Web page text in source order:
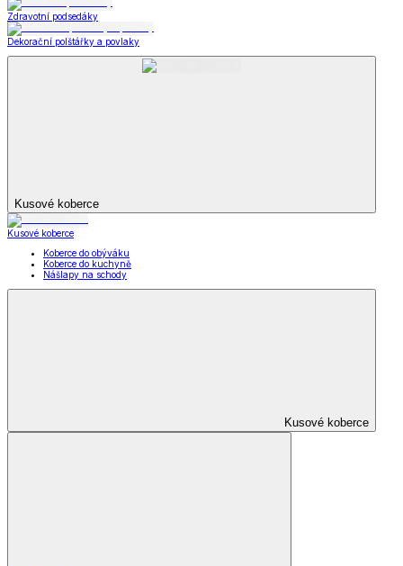
Zdravotní podsedáky
Dekorační polštářky a povlaky
Kusové koberce
Kusové koberce
Koberce do obýváku
Koberce do kuchyně
Nášlapy na schody
Kusové koberce